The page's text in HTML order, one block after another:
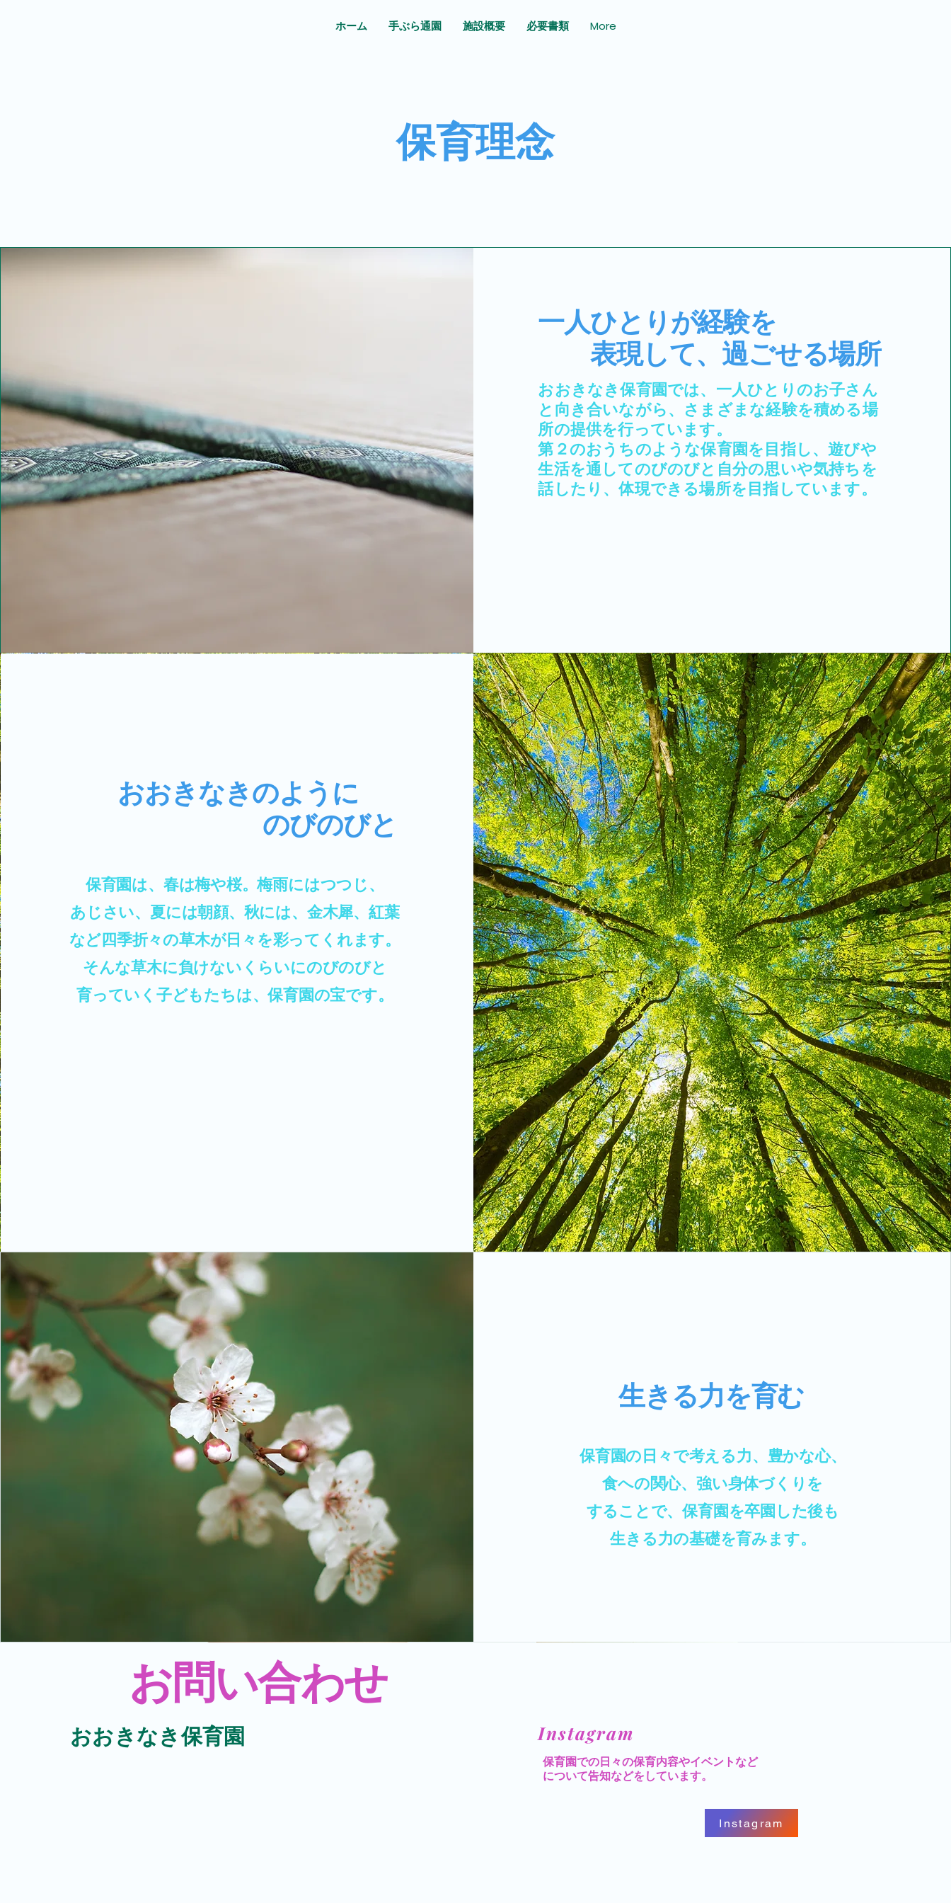
ホーム 手ぶら通園 施設概要 必要書類 More
​保育理念
一人ひとりが経験を
表現して、 過ごせる場所
​おおきなき保育園では、一人ひとりのお子さん
と向き合いながら、
さまざまな経験を積める場
所の提供を行っています。
第２のおうちのような保育園を 目指し、遊びや
生活を通してのびのびと自分の思いや気持ちを
話したり、体現できる場所を目指しています。
​おおきなきのように
​ のびのびと
保育園は、春は梅や桜。梅雨にはつつじ、
あじさい、夏には朝顔、秋には、金木犀、紅葉
など四季折々の草木が日々を彩ってくれます。
そんな草木に負けないくらいに​のびのびと
育っていく子どもたちは、保育園の宝です。
生きる力を育む​
保育園の日々で考える力、豊かな心、
​食への関心、強い身体づくりを
することで、保育園を卒園した後も
​生きる力の基礎を育みます。
​おおきなき保育園 ​Instagram
​保育園での日々の保育内容やイベントなど
について告知などをしています。
Instagram
​お問い合わせ